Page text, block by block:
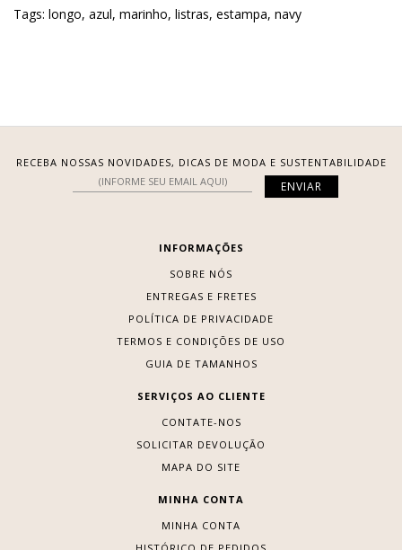
Tags: longo, azul, marinho, listras, estampa, navy
RECEBA NOSSAS NOVIDADES, DICAS DE MODA E SUSTENTABILIDADE
INFORMAÇÕES
SOBRE NÓS
ENTREGAS E FRETES
POLÍTICA DE PRIVACIDADE
TERMOS E CONDIÇÕES DE USO
GUIA DE TAMANHOS
SERVIÇOS AO CLIENTE
CONTATE-NOS
SOLICITAR DEVOLUÇÃO
MAPA DO SITE
MINHA CONTA
MINHA CONTA